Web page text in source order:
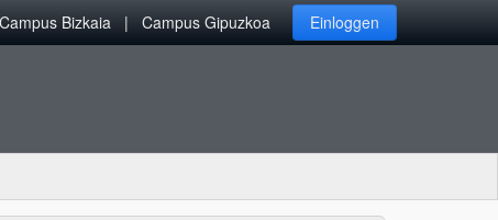
Campus Bizkaia Campus Gipuzkoa Einloggen